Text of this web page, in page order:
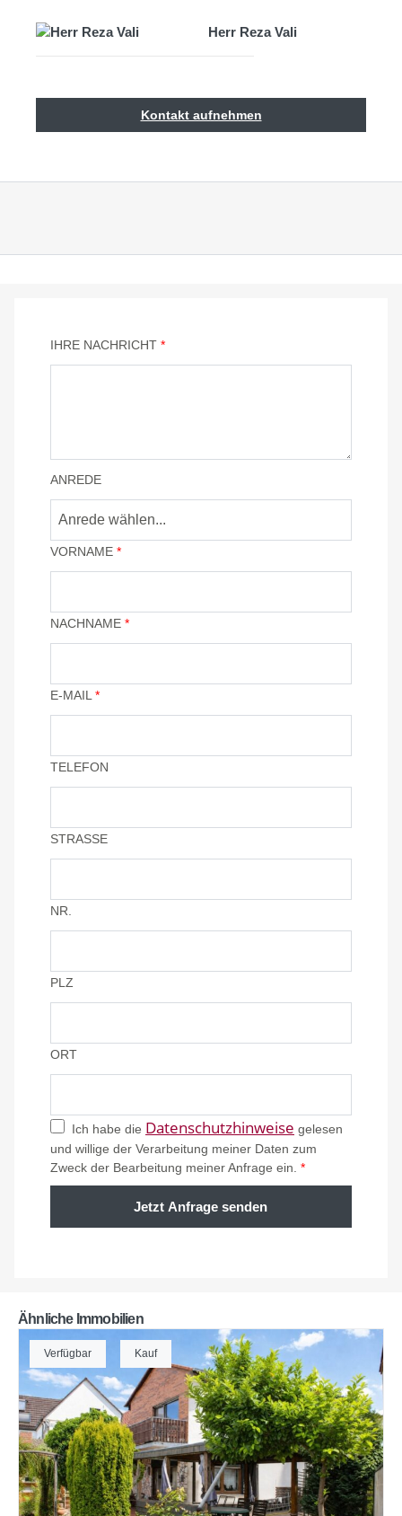
Herr Reza Vali
Kontakt aufnehmen
IHRE NACHRICHT *
ANREDE
Anrede wählen...
VORNAME *
NACHNAME *
E-MAIL *
TELEFON
STRASSE
NR.
PLZ
ORT
Ich habe die Datenschutzhinweise gelesen
und willige der Verarbeitung meiner Daten zum
Zweck der Bearbeitung meiner Anfrage ein. *
Jetzt Anfrage senden
Ähnliche Immobilien
Verfügbar Kauf